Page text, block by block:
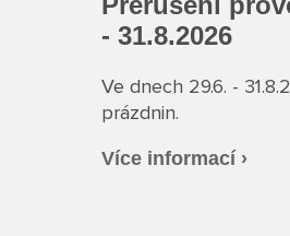
- 31.8.2026
Ve dnech 29.6. -
prázdnin.
Více informací ›